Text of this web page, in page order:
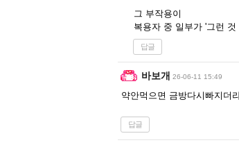
그 부작용이
복용자 중 일부가 '그런
답글
바보개 26-06-11 15:49
약안먹으면 금방다시빠지더
답글